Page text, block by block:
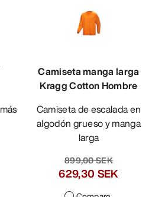
Camiseta manga larga
Kragg Cotton Hombre
Camiseta de escalada en
algodón grueso y manga
larga
899,00 SEK
629,30 SEK